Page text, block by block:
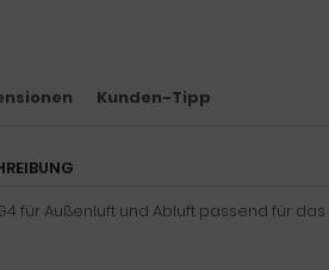
Kunden-Tipp
für Außenluft und Abluft passend für